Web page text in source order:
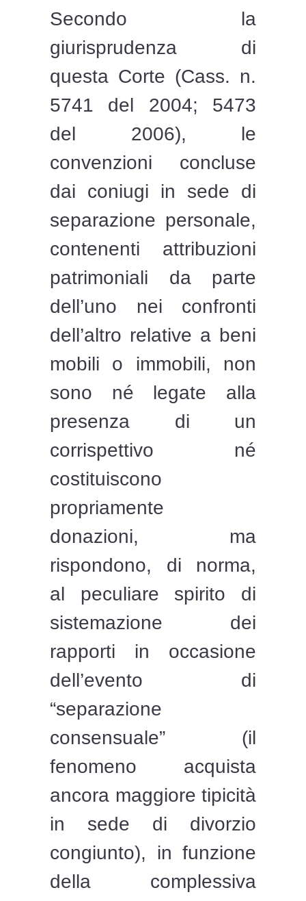
Secondo la
giurisprudenza di
questa Corte (Cass. n.
5741 del 2004; 5473
del 2006), le
convenzioni concluse
dai coniugi in sede di
separazione personale,
contenenti attribuzioni
patrimoniali da parte
dell’uno nei confronti
dell’altro relative a beni
mobili o immobili, non
sono né legate alla
presenza di un
corrispettivo né
costituiscono
propriamente
donazioni, ma
rispondono, di norma,
al peculiare spirito di
sistemazione dei
rapporti in occasione
dell’evento di
“separazione
consensuale” (il
fenomeno acquista
ancora maggiore tipicità
in sede di divorzio
congiunto), in funzione
della complessiva